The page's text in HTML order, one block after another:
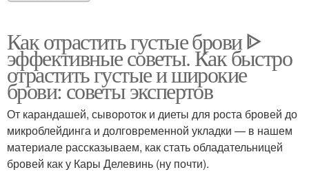
Как отрастить густые брови ᐈ
эффективные советы. Как быстро
отрастить густые и широкие
брови: советы экспертов
От карандашей, сывороток и диеты для роста бровей до
микроблейдинга и долговременной укладки — в нашем
материале рассказываем, как стать обладательницей
бровей как у Кары Делевинь (ну почти).